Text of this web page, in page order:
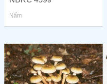
Nấm